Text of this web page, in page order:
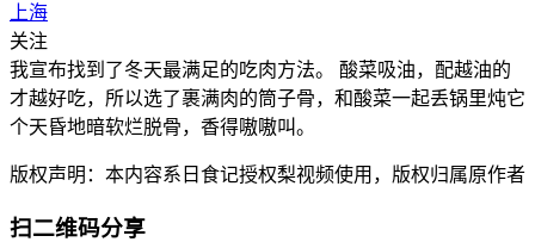
上海
关注
我宣布找到了冬天最满足的吃肉方法。 酸菜吸油，配越油的
才越好吃，所以选了裹满肉的筒子骨，和酸菜一起丢锅里炖它
个天昏地暗软烂脱骨，香得嗷嗷叫。
版权声明：本内容系日食记授权梨视频使用，版权归属原作者
扫二维码分享